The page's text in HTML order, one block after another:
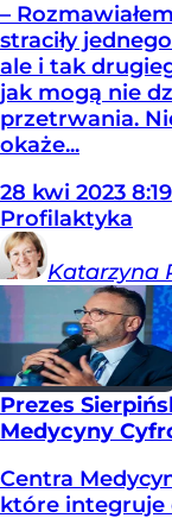
–
straciły
ale i tak
jak mogą nie
przetrwania.
okaże...
28 kwi 2023 8:19
Profilaktyka
Katarzyna
Prezes
Medycyny
Centra
które integruje